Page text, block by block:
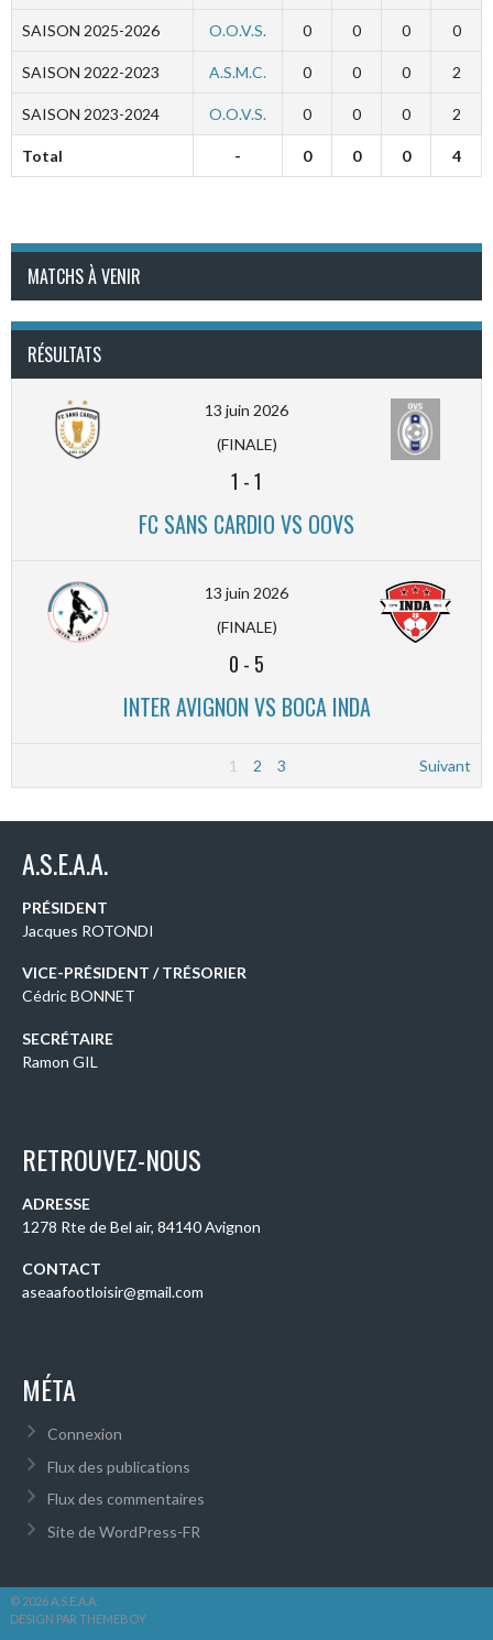
SAISON 2025-2026 O.O.V.S. 0 0 0 0
SAISON 2022-2023 A.S.M.C. 0 0 0 2
SAISON 2023-2024 O.O.V.S. 0 0 0 2
Total - 0 0 0 4
MATCHS À VENIR
RÉSULTATS
13 juin 2026
(FINALE)
1 -1
FC SANS CARDIO VS OOVS
13 juin 2026
(FINALE)
0 - 5
INTER AVIGNON VS BOCA INDA
1 2 3 Suivant
A.S.E.A.A.
PRÉSIDENT
Jacques ROTONDI
VICE-PRÉSIDENT / TRÉSORIER
Cédric BONNET
SECRÉTAIRE
Ramon GIL
RETROUVEZ-NOUS
ADRESSE
1278 Rte de Bel air, 84140 Avignon
CONTACT
aseaafootloisir@gmail.com
MÉTA
Connexion
Flux des publications
Flux des commentaires
Site de WordPress-FR
© 2026 A.S.E.A.A.
DESIGN PAR THEMEBOY